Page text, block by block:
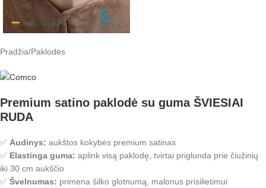
Pradžia/Paklodės
Premium satino paklodė su guma ŠVIESIAI
RUDA
✅ Audinys: aukštos kokybės premium satinas​
✅ Elastinga guma: aplink visą paklodę, tvirtai priglunda prie čiužinių
iki 30 cm aukščio​
✅ Švelnumas: primena šilko glotnumą, malonus prisilietimui​